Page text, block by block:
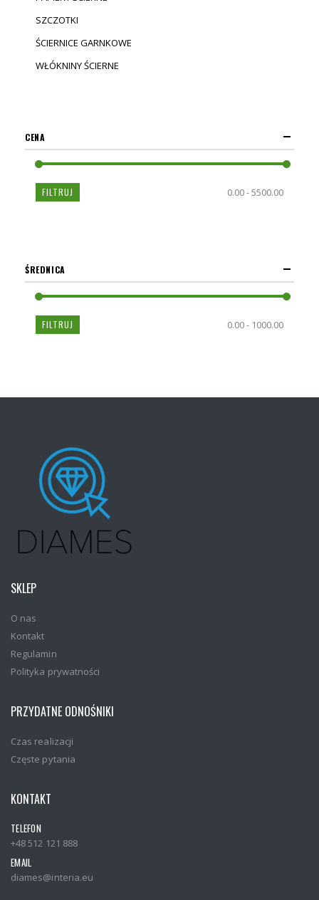
SZCZOTKI
ŚCIERNICE GARNKOWE
WŁÓKNINY ŚCIERNE
CENA
FILTRUJ 0.00 - 5500.00
ŚREDNICA
FILTRUJ 0.00 - 1000.00
SKLEP
O nas
Kontakt
Regulamin
Polityka prywatności
PRZYDATNE ODNOŚNIKI
Czas realizacji
Częste pytania
KONTAKT
TELEFON
+48 512 121 888
EMAIL
diames@interia.eu